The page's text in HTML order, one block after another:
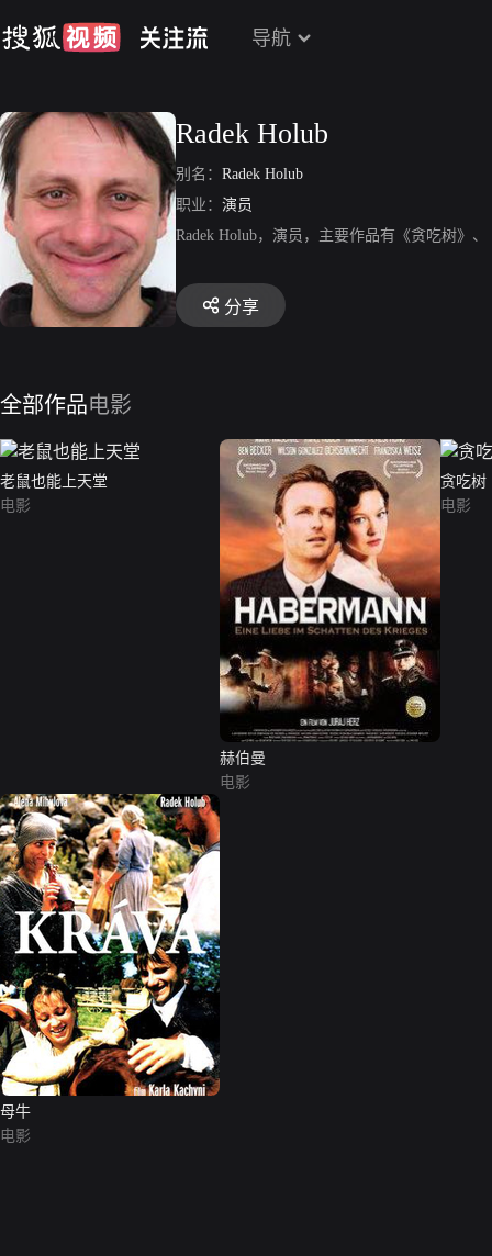
导航
Radek Holub
别名： Radek Holub
职业： 演员
Radek Holub，演员，主要作品有《贪吃树》
分享
全部作品电影
老鼠也能上天堂
电影
赫伯曼
电影
贪吃树
电影
母牛
电影